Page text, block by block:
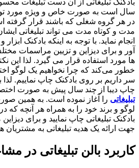
بادکنک تبلیغاتی از آن دست تبلیغات
سال است به صورت خاص و ویژه مورد
در هر گروه شغلی که باشند قرار گرفته
مدت و کوتاه مدت می تواند تبلیغاتی
انجام نماید. با توجه به اینکه بادکنک
آور و برای دیزاین و تزیین مراسمات
ها مورد استفاده قرار می گیرد. لذا این
خطور می‌کند که چرا نخواهیم یک لوگو
سر داریم بر روی بادکنک چاپ نماییم.
چاپ دیبا از چند سال پیش به صورت
تبلیغاتی را آغاز نموده است. به همین
لوگو و برند خود را به همراه هر آنچه که
بادکنک تبلیغاتی چاپ نمایید و برای
جهت ارائه یک هدیه تبلیغاتی به مشتریان
کاربرد بالن تبلیغاتی در